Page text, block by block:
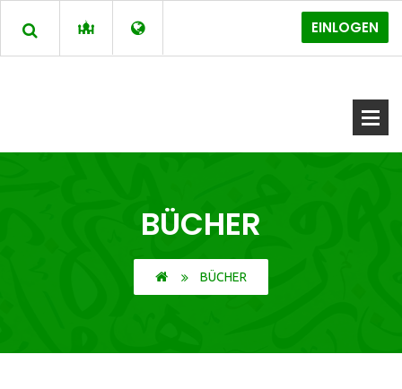
EINLOGEN
BÜCHER
BÜCHER